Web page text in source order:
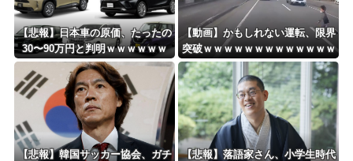
【悲報】日本車の原価、たったの
30〜90万円と判明ｗｗｗｗｗｗ
ｗｗｗｗｗ
【動画】かもしれない運転、限界
突破ｗｗｗｗｗｗｗｗｗｗｗｗｗ
ｗｗｗｗ
【悲報】韓国サッカー協会、ガチ
【悲報】落語家さん、小学生時代